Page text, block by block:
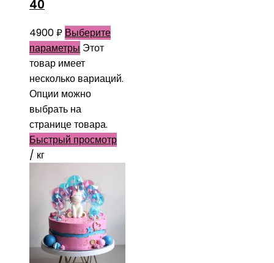
40
4900₽ Выберите
параметры Этот
товар имеет
несколько вариаций.
Опции можно
выбрать на
странице товара.
Быстрый просмотр
/ кг